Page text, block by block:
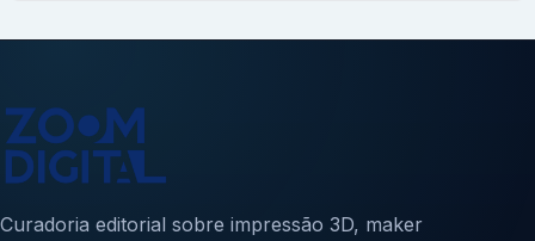
Curadoria editorial sobre impressão 3D, maker